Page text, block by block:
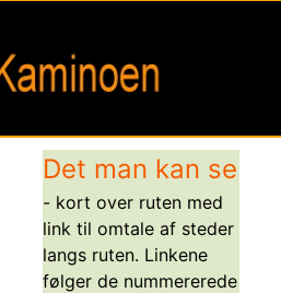
Det man kan se
- kort over ruten med
link til omtale af steder
langs ruten. Linkene
følger de nummererede